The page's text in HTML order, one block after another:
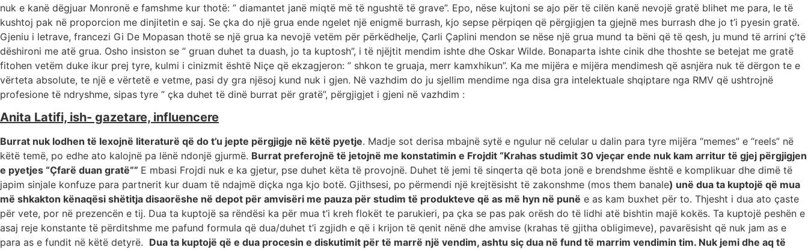
nuk e kanë dëgjuar Monronë e famshme kur thotë: ” diamantet janë miqtë më të ngushtë të grave”. Epo, nëse kujtoni se ajo për të cilën kanë nevojë gratë blihet me para, le të
kushtoj pak në proporcion me dinjitetin e saj. Se çka do një grua ende ngelet një enigmë burrash, kjo sepse përpiqen që përgjigjen ta gjejnë mes burrash dhe jo t’i pyesin gratë.
Gjeniu i letrave, francezi Gi De Mopasan thotë se një grua ka nevojë vetëm për përkëdhelje, Çarli Çaplini mendon se nëse një grua mund ta bëni që të qesh, ju mund të arrini ç’të
dëshironi me atë grua. Osho insiston se ” gruan duhet ta duash, jo ta kuptosh”, i të njëjtit mendim ishte dhe Oskar Wilde. Bonaparta ishte cinik dhe thoshte se betejat me gratë
fitohen vetëm duke ikur prej tyre, kulmi i cinizmit është Niçe që ekzagjeron: ” shkon te gruaja, merr kamxhikun”. Ka me mijëra e mijëra mendimesh që asnjëra nuk të dërgon te e
vërteta absolute, te një e vërtetë e vetme, pasi dy gra njësoj kund nuk i gjen. Në vazhdim do ju sjellim mendime nga disa gra intelektuale shqiptare nga RMV që ushtrojnë
profesione të ndryshme, sipas tyre ” çka duhet të dinë burrat për gratë”, përgjigjet i gjeni në vazhdim :
Anita Latifi, ish- gazetare, influencere
Burrat nuk lodhen të lexojnë literaturë që do t’u jepte përgjigje në këtë pyetje. Madje sot derisa mbajnë sytë e ngulur në celular u dalin para tyre mijëra “memes” e “reels” në
këtë temë, po edhe ato kalojnë pa lënë ndonjë gjurmë. Burrat preferojnë të jetojnë me konstatimin e Frojdit “Krahas studimit 30 vjeçar ende nuk kam arritur të gjej përgjigjen
e pyetjes “Çfarë duan gratë”” E mbasi Frojdi nuk e ka gjetur, pse duhet këta të provojnë. Duhet të jemi të sinqerta që bota jonë e brendshme është e komplikuar dhe dimë të
japim sinjale konfuze para partnerit kur duam të ndajmë diçka nga kjo botë. Gjithsesi, po përmendi një krejtësisht të zakonshme (mos them banale) unë dua ta kuptojë që mua
më shkakton kënaqësi shëtitja disaorëshe në depot për amvisëri me pauza për studim të produkteve që as më hyn në punë e as kam buxhet për to. Thjesht i dua ato çaste
për vete, por në prezencën e tij. Dua ta kuptojë sa rëndësi ka për mua t’i kreh flokët te parukieri, pa çka se pas pak orësh do të lidhi atë bishtin majë kokës. Ta kuptojë peshën e
asaj reje konstante të përditshme me pafund formula që dua/duhet t’i zgjidh e që i krijon të qenit nënë dhe amvise (krahas të gjitha obligimeve), pavarësisht që nuk jam as e
para as e fundit në këtë detyrë. Dua ta kuptojë që e dua procesin e diskutimit për të marrë një vendim, ashtu siç dua në fund të marrim vendimin tim. Nuk jemi dhe aq të